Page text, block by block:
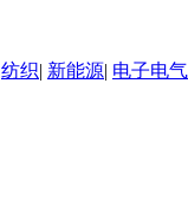
纺织| 新能源| 电子电气